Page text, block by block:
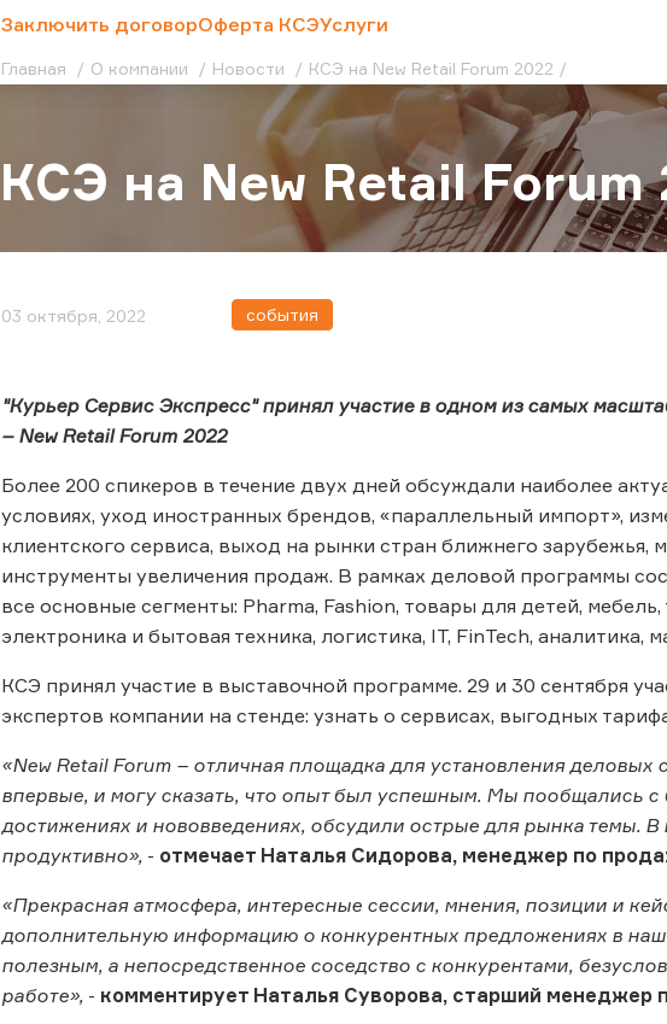
Заключить договорОферта КСЭУслуги
Главная О компании Новости КСЭ на New Retail Forum 2022
КСЭ на New Retail Forum
03 октября, 2022 события
"Курьер Сервис Экспресс" принял участие в одном из самых
– New Retail Forum 2022
Более 200 спикеров в течение двух дней обсуждали наиболее
условиях, уход иностранных брендов, «параллельный импорт»,
клиентского сервиса, выход на рынки стран ближнего зарубежья,
инструменты увеличения продаж. В рамках деловой программы
все основные сегменты: Pharma, Fashion, товары для детей,
электроника и бытовая техника, логистика, IT, FinTech, аналитика,
КСЭ принял участие в выставочной программе. 29 и 30 сентября
экспертов компании на стенде: узнать о сервисах, выгодных
«New Retail Forum – отличная площадка для установления
впервые, и могу сказать, что опыт был успешным. Мы пообщались
достижениях и нововведениях, обсудили острые для рынка темы.
продуктивно», - отмечает Наталья Сидорова, менеджер по
«Прекрасная атмосфера, интересные сессии, мнения, позиции и
дополнительную информацию о конкурентных предложениях в
полезным, а непосредственное соседство с конкурентами,
работе», - комментирует Наталья Суворова, старший менеджер